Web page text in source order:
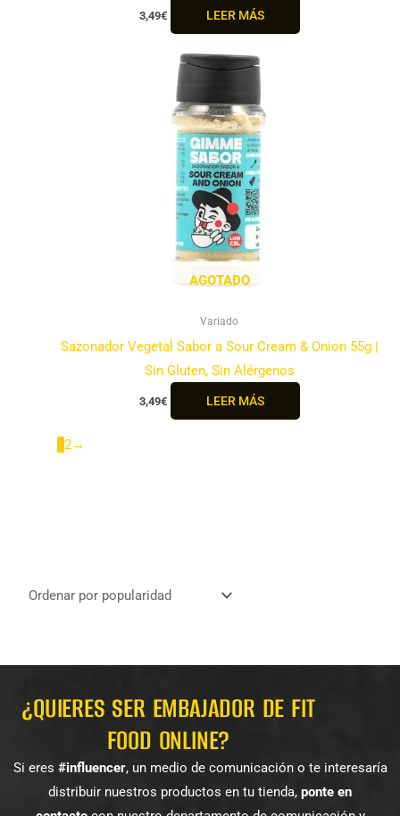
3,49€ LEER MÁS
AGOTADO
Variado
Sazonador Vegetal Sabor a Sour Cream & Onion 55g |
Sin Gluten, Sin Alérgenos
3,49€ LEER MÁS
2→
¿QUIERES SER EMBAJADOR DE FIT
FOOD ONLINE?
Si eres #influencer, un medio de comunicación o te interesaría
distribuir nuestros productos en tu tienda, ponte en